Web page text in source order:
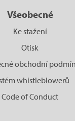
Všeobecné
Ke stažení
Otisk
obchodní
whistleblowerů
Code of Conduct